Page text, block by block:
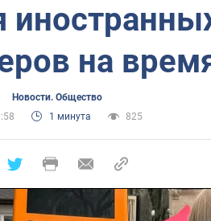
на
Новости. Общество
1 минута 825